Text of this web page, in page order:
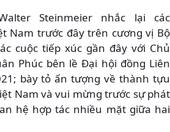
Steinmeier nhắc lại các
Nam trước đây trên cương vị Bộ
cuộc tiếp xúc gần đây với Chủ
Phúc bên lề Đại hội đồng Liên
bày tỏ ấn tượng về thành tựu
Nam và vui mừng trước sự phát
hệ hợp tác nhiều mặt giữa hai